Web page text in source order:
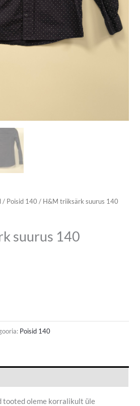
/ Poisid 140 / H&M triiksärk suurus 140
suurus 140
Poisid 140
tooted oleme korralikult üle